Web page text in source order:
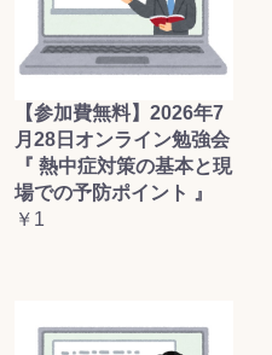
【参加費無料】2026年7
月28日オンライン勉強会
『 熱中症対策の基本と現
場での予防ポイント 』
￥1